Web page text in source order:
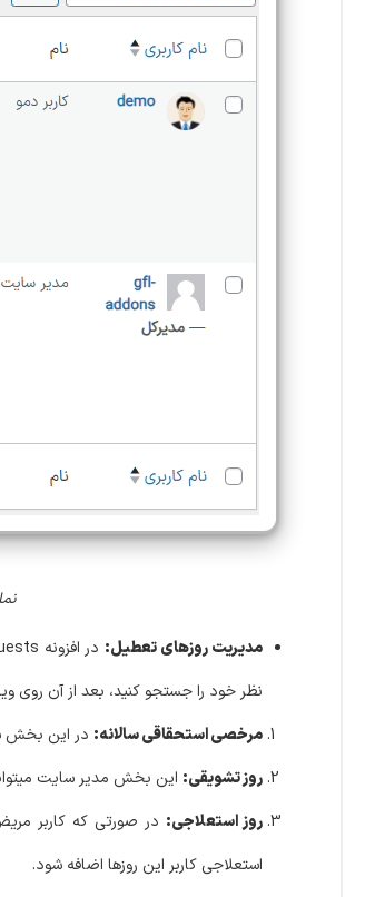
مدیریت روزهای تعطیل:
نظر خود را جستجو کنید، بعد از آن روی
مرخصی استحقاقی سالانه: در این بخش
روز تشویقی: این بخش مدیر سایت
روز استعلاجی: در صورتی که کاربر
استعلاجی کاربر این روزها اضافه شود.